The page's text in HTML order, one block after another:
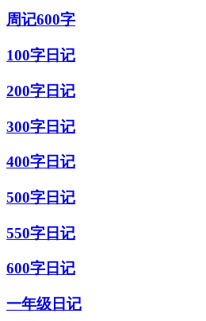
周记600字
100字日记
200字日记
300字日记
400字日记
500字日记
550字日记
600字日记
一年级日记